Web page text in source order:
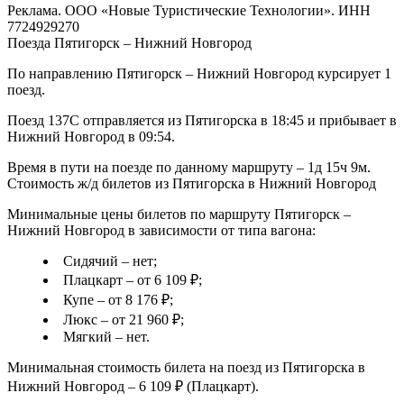
Реклама. ООО «Новые Туристические Технологии». ИНН
7724929270
Поезда Пятигорск – Нижний Новгород
По направлению Пятигорск – Нижний Новгород курсирует 1
поезд.
Поезд 137С отправляется из Пятигорска в 18:45 и прибывает в
Нижний Новгород в 09:54.
Время в пути на поезде по данному маршруту – 1д 15ч 9м.
Стоимость ж/д билетов из Пятигорска в Нижний Новгород
Минимальные цены билетов по маршруту Пятигорск –
Нижний Новгород в зависимости от типа вагона:
Сидячий – нет;
Плацкарт – от 6 109 ₽;
Купе – от 8 176 ₽;
Люкс – от 21 960 ₽;
Мягкий – нет.
Минимальная стоимость билета на поезд из Пятигорска в
Нижний Новгород – 6 109 ₽ (Плацкарт).